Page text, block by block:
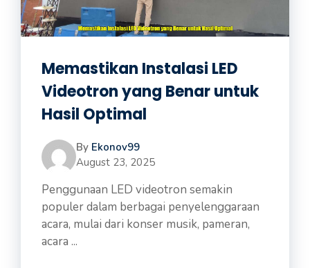
Memastikan Instalasi LED
Videotron yang Benar untuk
Hasil Optimal
By Ekonov99
August 23, 2025
Penggunaan LED videotron semakin
populer dalam berbagai penyelenggaraan
acara, mulai dari konser musik, pameran,
acara ...